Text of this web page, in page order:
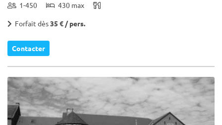
1-450 430 max
Forfait dès35 € / pers.
Contacter